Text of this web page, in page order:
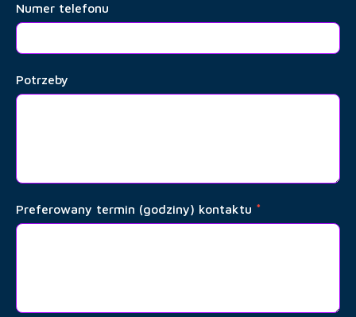
Numer telefonu
Potrzeby
Preferowany termin (godziny) kontaktu *